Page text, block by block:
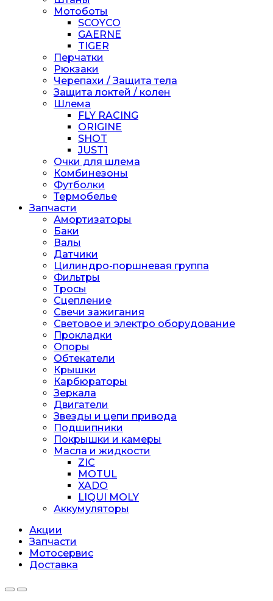
Мотоботы
SCOYCO
GAERNE
TIGER
Перчатки
Рюкзаки
Черепахи / Защита тела
Защита локтей / колен
Шлема
FLY RACING
ORIGINE
SHOT
JUST1
Очки для шлема
Комбинезоны
Футболки
Термобелье
Запчасти
Амортизаторы
Баки
Валы
Датчики
Цилиндро-поршневая группа
Фильтры
Тросы
Сцепление
Свечи зажигания
Световое и электро оборудование
Прокладки
Опоры
Обтекатели
Крышки
Карбюраторы
Зеркала
Двигатели
Звезды и цепи привода
Подшипники
Покрышки и камеры
Масла и жидкости
ZIC
MOTUL
XADO
LIQUI MOLY
Аккумуляторы
Акции
Запчасти
Мотосервис
Доставка